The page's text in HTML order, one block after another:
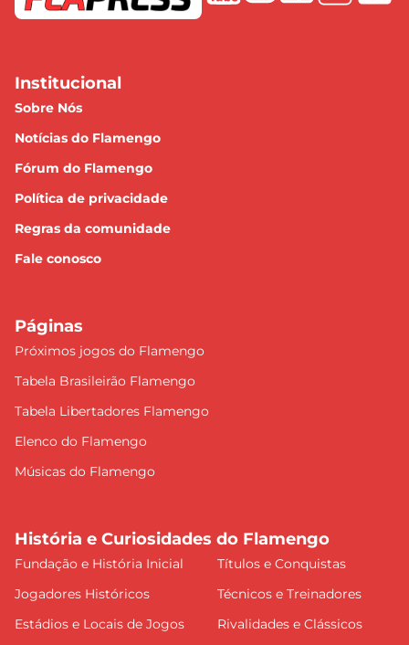
Institucional
Sobre Nós
Notícias do Flamengo
Fórum do Flamengo
Política de privacidade
Regras da comunidade
Fale conosco
Páginas
Próximos jogos do Flamengo
Tabela Brasileirão Flamengo
Tabela Libertadores Flamengo
Elenco do Flamengo
Músicas do Flamengo
História e Curiosidades do Flamengo
Fundação e História Inicial
Títulos e Conquistas
Jogadores Históricos
Técnicos e Treinadores
Estádios e Locais de Jogos
Rivalidades e Clássicos